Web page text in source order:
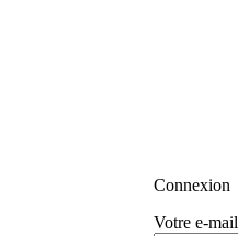
Connexion
Votre e-mail